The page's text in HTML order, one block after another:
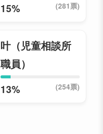
15% (281票)
叶（児童相談所
職員）
13% (254票)